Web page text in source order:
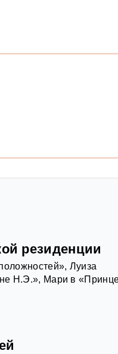
резиденции
Луиза
Н.Э.», Мари в